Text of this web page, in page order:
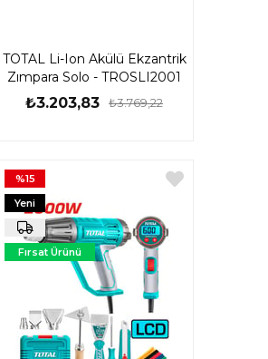
TOTAL Li-Ion Akülü Ekzantrik
Zımpara Solo - TROSLI2001
₺3.203,83 ₺3.769,22
%15
Yeni
Ürün
Fırsat Ürünü